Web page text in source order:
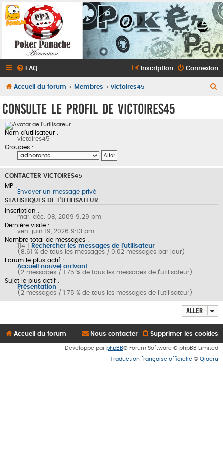
FAQ Connexion
Inscription
Accueil du forum Membres victoires45
r
Consulte le profil de victoires45
Nom d’utilisateur :
victoires45
Groupes :
CONTACTER VICTOIRES45
MP :
Envoyer un message privé
STATISTIQUES DE L’UTILISATEUR
Inscription :
mar. déc. 08, 2009 9:29 pm
Dernière visite :
ven. juin 19, 2026 9:13 pm
Nombre total de messages :
114 |
Rechercher les messages de l’utilisateur
(8.61 % de tous les messages / 0.02 messages par jour)
Forum le plus actif :
Accueil nouvel arrivant
(2 messages / 1.75 % de tous les messages de l’utilisateur)
Sujet le plus actif :
Présentation
(2 messages / 1.75 % de tous les messages de l’utilisateur)
Aller
Accueil du forum Supprimer les cookies
Nous contacter
Développé par phpBB® Forum Software © phpBB Limited
Traduction française officielle © Qiaeru